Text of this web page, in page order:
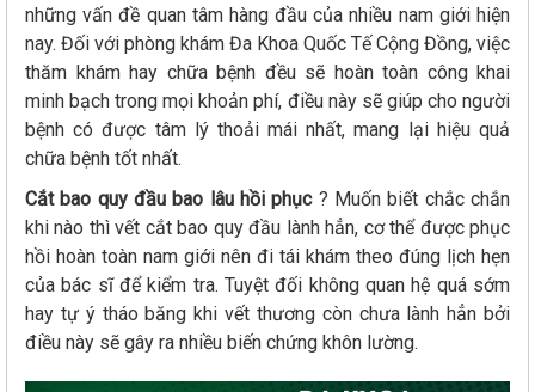
những vấn đề quan tâm hàng đầu của nhiều nam giới hiện
nay. Đối với phòng khám Đa Khoa Quốc Tế Cộng Đồng, việc
thăm khám hay chữa bệnh đều sẽ hoàn toàn công khai
minh bạch trong mọi khoản phí, điều này sẽ giúp cho người
bệnh có được tâm lý thoải mái nhất, mang lại hiệu quả
chữa bệnh tốt nhất.
Cắt bao quy đầu bao lâu hồi phục? Muốn biết chắc chắn
khi nào thì vết cắt bao quy đầu lành hẳn, cơ thể được phục
hồi hoàn toàn nam giới nên đi tái khám theo đúng lịch hẹn
của bác sĩ để kiểm tra. Tuyệt đối không quan hệ quá sớm
hay tự ý tháo băng khi vết thương còn chưa lành hẳn bởi
điều này sẽ gây ra nhiều biến chứng khôn lường.